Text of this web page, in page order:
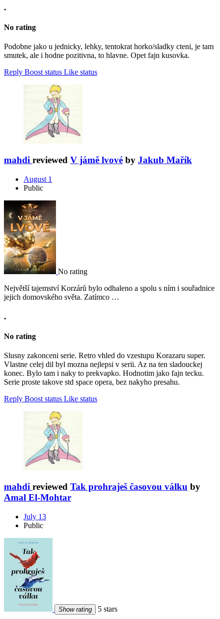
.
No rating
Podobne jako u jednicky, lehky, tentokrat horko/sladky cteni, je tam
smutek, ale i hodne pozitivna, to hlavne. Opet fajn kusovka.
Reply Boost status Like status
mahdi reviewed V jámě lvové by Jakub Mařík
August 1
Public
No rating
Největší tajemství Korzárů bylo odhaleno a spolu s ním i souřadnice
jejich domovského světa. Zatímco …
.
No rating
Slusny zakonceni serie. Retro vhled do vzestupu Korazaru super.
Vlastne celej dil byl mozna nejlepsi v serii. Az na ten sladouckej
konec. Bylo tam i naky to prekvapko. Hodnotim jako fajn tecku.
Serie proste takove std space opera, bez nakyho presahu.
Reply Boost status Like status
mahdi reviewed Tak prohraješ časovou válku by
Amal El-Mohtar
July 13
Public
Show rating 5 stars